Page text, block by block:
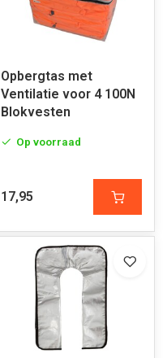
Opbergtas met
Ventilatie voor 4 100N
Blokvesten
Op voorraad
17,95